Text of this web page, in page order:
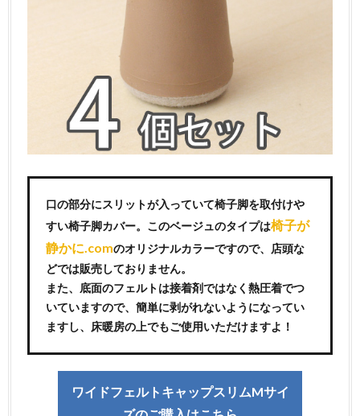
口の部分にスリットが入っていて椅子脚を取付けや
すい椅子脚カバー。このベージュのタイプは椅子が
静かに.comのオリジナルカラーですので、店頭な
どでは販売しておりません。
また、底面のフェルトは接着剤ではなく熱圧着でつ
いていますので、簡単に剥がれないようになってい
ますし、床暖房の上でもご使用いただけますよ！
ワイドフェルトキャップスリムMサイ